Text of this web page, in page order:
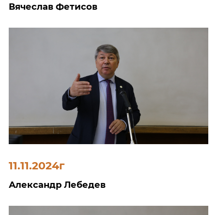
Вячеслав Фетисов
11.11.2024г
Александр Лебедев